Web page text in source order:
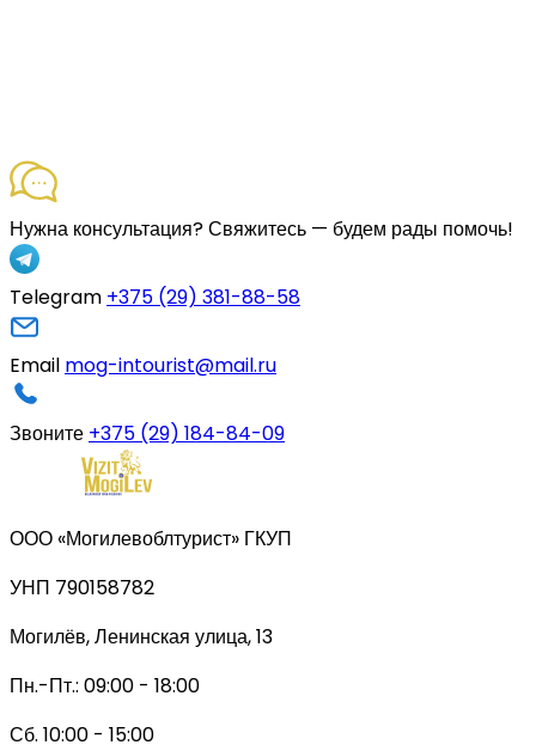
Нужна консультация?Свяжитесь — будем рады помочь!
Telegram +375 (29) 381-88-58
Email mog-intourist@mail.ru
Звоните +375 (29) 184-84-09
ООО «Могилевоблтурист» ГКУП
УНП 790158782
Могилёв, Ленинская улица, 13
Пн.-Пт.: 09:00 - 18:00
Сб. 10:00 - 15:00